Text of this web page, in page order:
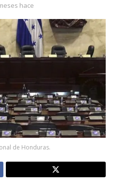
hace
de Honduras.